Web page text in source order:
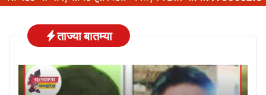
ताज्या बातम्या